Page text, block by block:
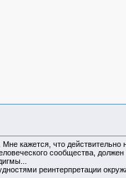
кажется, что действительно
сообщества, должен
реинтерпретации